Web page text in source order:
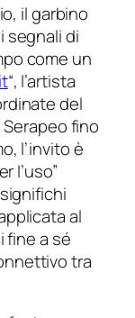
il garbino
segnali di
come un
“, l’artista
del
fino
l’invito è
l’uso”
al
fine a sé
tra